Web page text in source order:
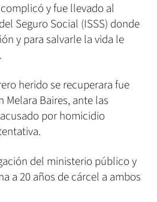
y fue llevado al
Seguro Social (ISSS) donde
y para salvarle la vida le
herido se recuperara fue
Baires, ante las
por homicidio
del ministerio público y
a 20 años de cárcel a ambos